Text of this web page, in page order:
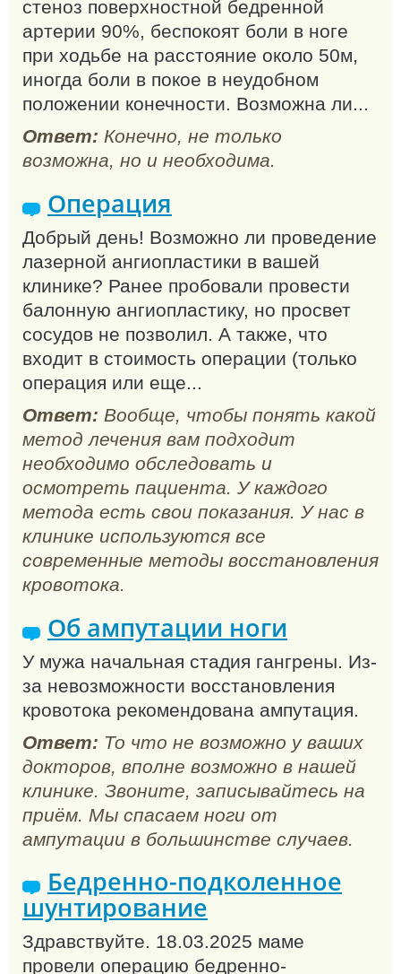
стеноз поверхностной бедренной
артерии 90%, беспокоят боли в ноге
при ходьбе на расстояние около 50м,
иногда боли в покое в неудобном
положении конечности. Возможна ли...
Ответ: Конечно, не только
возможна, но и необходима.
Операция
Добрый день! Возможно ли проведение
лазерной ангиопластики в вашей
клинике? Ранее пробовали провести
балонную ангиопластику, но просвет
сосудов не позволил. А также, что
входит в стоимость операции (только
операция или еще...
Ответ: Вообще, чтобы понять какой
метод лечения вам подходит
необходимо обследовать и
осмотреть пациента. У каждого
метода есть свои показания. У нас в
клинике используются все
современные методы восстановления
кровотока.
Об ампутации ноги
У мужа начальная стадия гангрены. Из-
за невозможности восстановления
кровотока рекомендована ампутация.
Ответ: То что не возможно у ваших
докторов, вполне возможно в нашей
клинике. Звоните, записывайтесь на
приём. Мы спасаем ноги от
ампутации в большинстве случаев.
Бедренно-подколенное
шунтирование
Здравствуйте. 18.03.2025 маме
провели операцию бедренно-